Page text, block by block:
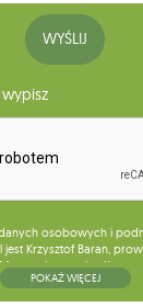
WYŚLIJ
wypisz
osobowych i
Krzysztof Baran,
Interactive
o Działalności
działalności w
POKAŻ WIĘCEJ